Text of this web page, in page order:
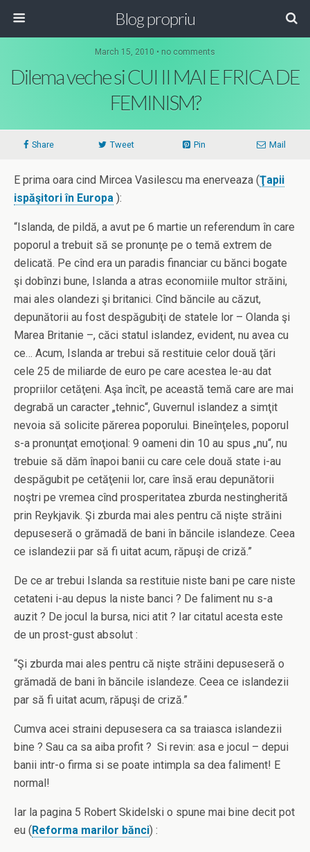
Blog propriu
March 15, 2010 • no comments
Dilema veche si CUI II MAI E FRICA DE
FEMINISM?
Share Tweet Pin Mail
E prima oara cind Mircea Vasilescu ma enerveaza (Ţapii
ispăşitori în Europa ):
“Islanda, de pildă, a avut pe 6 martie un referendum în care
poporul a trebuit să se pronunţe pe o temă extrem de
delicată. Pe cînd era un paradis financiar cu bănci bogate
şi dobînzi bune, Islanda a atras economiile multor străini,
mai ales olandezi şi britanici. Cînd băncile au căzut,
depunătorii au fost despăgubiţi de statele lor – Olanda şi
Marea Britanie –, căci statul islandez, evident, nu avea cu
ce… Acum, Islanda ar trebui să restituie celor două ţări
cele 25 de miliarde de euro pe care acestea le-au dat
propriilor cetăţeni. Aşa încît, pe această temă care are mai
degrabă un caracter „tehnic“, Guvernul islandez a simţit
nevoia să solicite părerea poporului. Bineînţeles, poporul
s-a pronunţat emoţional: 9 oameni din 10 au spus „nu“, nu
trebuie să dăm înapoi banii cu care cele două state i-au
despăgubit pe cetăţenii lor, care însă erau depunătorii
noştri pe vremea cînd prosperitatea zburda nestingherită
prin Reykjavik. Şi zburda mai ales pentru că nişte străini
depuseseră o grămadă de bani în băncile islandeze. Ceea
ce islandezii par să fi uitat acum, răpuşi de criză.”
De ce ar trebui Islanda sa restituie niste bani pe care niste
cetateni i-au depus la niste banci ? De faliment nu s-a
auzit ? De jocul la bursa, nici atit ? Iar citatul acesta este
de un prost-gust absolut :
“Şi zburda mai ales pentru că nişte străini depuseseră o
grămadă de bani în băncile islandeze. Ceea ce islandezii
par să fi uitat acum, răpuşi de criză.”
Cumva acei straini depusesera ca sa traiasca islandezii
bine ? Sau ca sa aiba profit ? Si revin: asa e jocul – depui
banii intr-o firma si se poate intimpla sa dea faliment! E
normal!
Iar la pagina 5 Robert Skidelski o spune mai bine decit pot
eu (Reforma marilor bănci) :